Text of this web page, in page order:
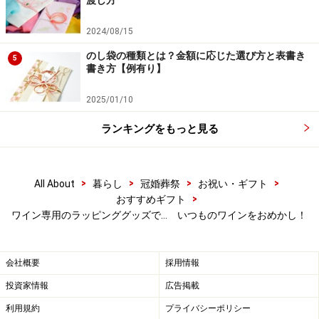
2024/08/15
5
のし袋の種類とは？金額に応じた選び方と表書き
書き方【例有り】
2025/01/10
ランキングをもっと見る
All About > 暮らし > 冠婚葬祭 > お祝い・ギフト
>
おすすめギフト
>
ワイン専用のラッピンググッズで… いつものワインをおめかし！
会社概要 採用情報
投資家情報 広告掲載
利用規約 プライバシーポリシー